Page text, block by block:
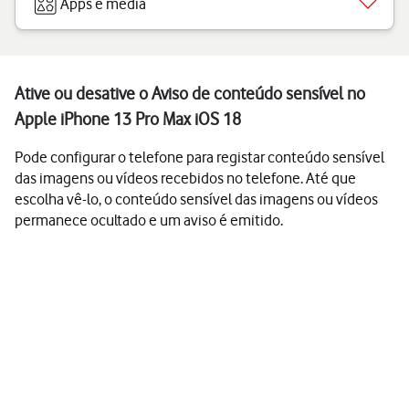
Apps e media
Ative ou desative o Aviso de conteúdo sensível no
Apple iPhone 13 Pro Max iOS 18
Pode configurar o telefone para registar conteúdo sensível
das imagens ou vídeos recebidos no telefone. Até que
escolha vê-lo, o conteúdo sensível das imagens ou vídeos
permanece ocultado e um aviso é emitido.